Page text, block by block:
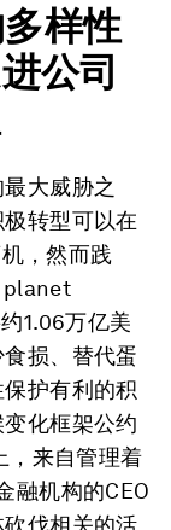
样性
公司
大威胁之
转型可以在
，然而践
planet
1.06万亿美
损、替代蛋
护有利的积
化框架公约
，来自管理着
融机构的CEO
伐相关的活